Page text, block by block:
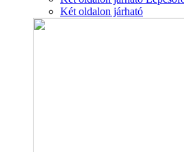
Két oldalon járható